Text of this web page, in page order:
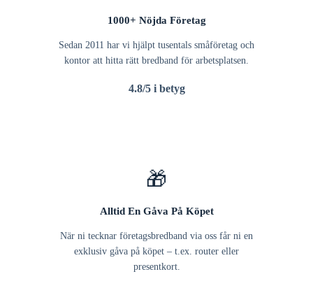
1000+ Nöjda Företag
Sedan 2011 har vi hjälpt tusentals småföretag och
kontor att hitta rätt bredband för arbetsplatsen.
4.8/5 i betyg
🎁
Alltid En Gåva På Köpet
När ni tecknar företagsbredband via oss får ni en
exklusiv gåva på köpet – t.ex. router eller
presentkort.